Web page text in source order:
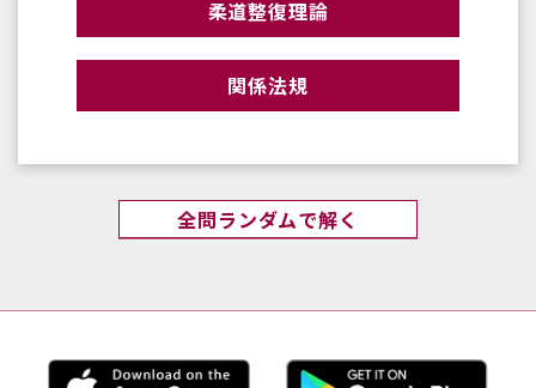
柔道整復理論
関係法規
全問ランダムで解く